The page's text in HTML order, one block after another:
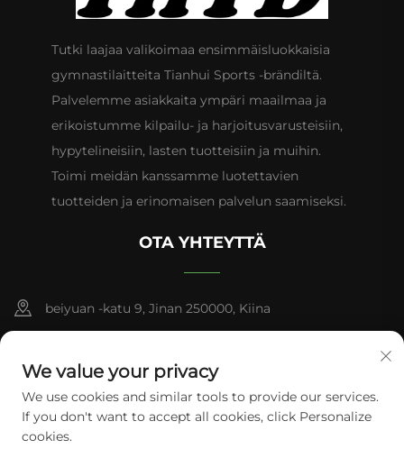
Tutki laajaa valikoimaa ensimmäisluokkaisia
gymnastilaitteita Tianhui Sports -brändiltä.
Palvelemme asiakkaita ympäri maailmaa ja
erikoistumme kilpailu- ja harjoitusvarusteisiin,
hypytelineisiin, lasten tuotteisiin ja muihin.
Toimi meidän kanssamme luotettavien
tuotteiden ja erinomaisen palvelun saamiseksi.
OTA YHTEYTTÄ
beiyuan -katu 9, Jinan 250000, Kiina
[email protected]
We value your privacy
We use cookies and similar tools to provide our services.
If you don't want to accept all cookies, click Personalize
cookies.